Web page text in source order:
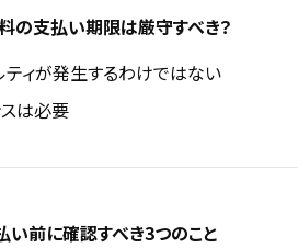
の支払い期限は厳守すべき？
ィが発生するわけではない
は必要
前に確認すべき3つのこと